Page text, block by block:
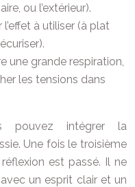
ou l’extérieur).
l’effet à utiliser (à plat
une grande respiration,
les tensions dans
pouvez intégrer la
Une fois le troisième
est passé. Il ne
un esprit clair et un